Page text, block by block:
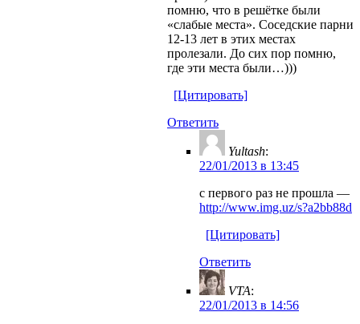
помню, что в решётке были
«слабые места». Соседские парни
12-13 лет в этих местах
пролезали. До сих пор помню,
где эти места были…)))
[Цитировать]
Ответить
Yultash:
22/01/2013 в 13:45
с первого раз не прошла —
http://www.img.uz/s?a2bb88d
[Цитировать]
Ответить
VTA:
22/01/2013 в 14:56